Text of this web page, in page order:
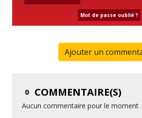
Mot de passe oublié ?
Ajouter un
0 COMMENTAIRE(S)
Aucun commentaire pour le moment